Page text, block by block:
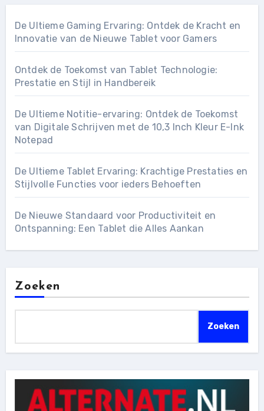
De Ultieme Gaming Ervaring: Ontdek de Kracht en
Innovatie van de Nieuwe Tablet voor Gamers
Ontdek de Toekomst van Tablet Technologie:
Prestatie en Stijl in Handbereik
De Ultieme Notitie-ervaring: Ontdek de Toekomst
van Digitale Schrijven met de 10,3 Inch Kleur E-Ink
Notepad
De Ultieme Tablet Ervaring: Krachtige Prestaties en
Stijlvolle Functies voor ieders Behoeften
De Nieuwe Standaard voor Productiviteit en
Ontspanning: Een Tablet die Alles Aankan
Zoeken
Zoeken